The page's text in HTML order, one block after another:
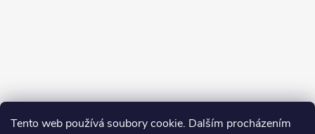
Tento web používá soubory cookie. Dalším procházením